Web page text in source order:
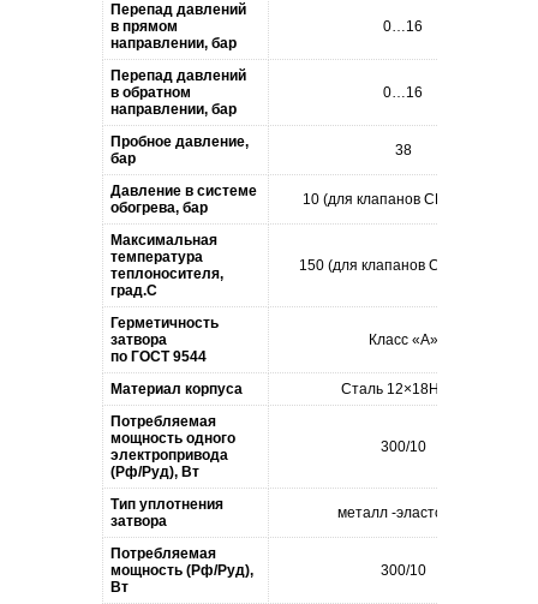
Перепад давлений
в прямом
направлении, бар
0…16
Перепад давлений
в обратном
направлении, бар
0…16
Пробное давление,
бар
38
Давление в системе
обогрева, бар
10 (для клапанов СЕНС-...-М)
Максимальная
температура
теплоносителя,
град.С
150 (для клапанов СЕНС-...-М)
Герметичность
затвора
по ГОСТ 9544
Класс «А»
Материал корпуса
Сталь 12×18Н10Т
Потребляемая
мощность одного
электропривода
(Pф/Pуд), Вт
300/10
Тип уплотнения
затвора
металл -эластомер
Потребляемая
мощность (Pф/Pуд),
Вт
300/10